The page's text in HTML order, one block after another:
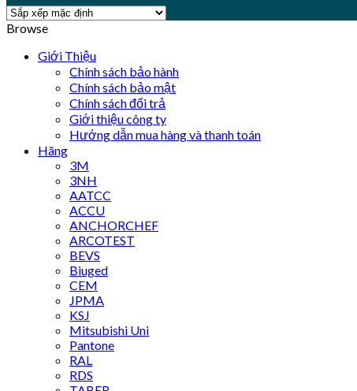
Browse
Giới Thiệu
Chính sách bảo hành
Chính sách bảo mật
Chính sách đổi trả
Giới thiệu công ty
Hướng dẫn mua hàng và thanh toán
Hãng
3M
3NH
AATCC
ACCU
ANCHORCHEF
ARCOTEST
BEVS
Biuged
CEM
JPMA
KSJ
Mitsubishi Uni
Pantone
RAL
RDS